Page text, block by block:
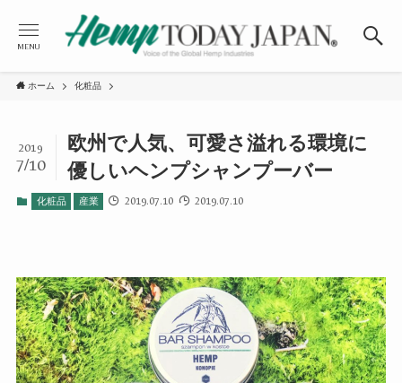
MENU
ホーム 化粧品
欧州で人気、可愛さ溢れる環境に
優しいヘンプシャンプーバー
2019
7/10
化粧品 産業 2019.07.10 2019.07.10